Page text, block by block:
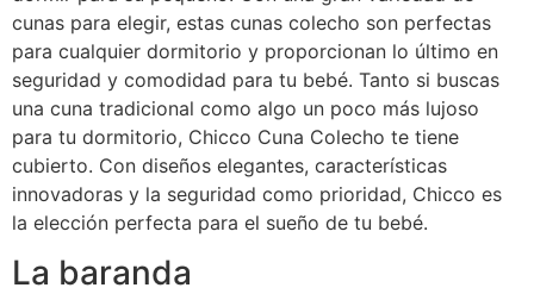
cunas para elegir, estas cunas colecho son perfectas
para cualquier dormitorio y proporcionan lo último en
seguridad y comodidad para tu bebé. Tanto si buscas
una cuna tradicional como algo un poco más lujoso
para tu dormitorio, Chicco Cuna Colecho te tiene
cubierto. Con diseños elegantes, características
innovadoras y la seguridad como prioridad, Chicco es
la elección perfecta para el sueño de tu bebé.
La baranda